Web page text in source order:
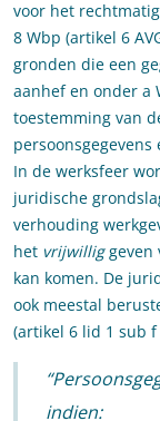
voor het
8 Wbp (artikel 6
gronden die een
aanhef en onder a
toestemming van
In de werksfeer
juridische
verhouding
het vrijwilliggeven
kan komen. De
ook meestal
(artikel 6 lid 1 sub f
indien: